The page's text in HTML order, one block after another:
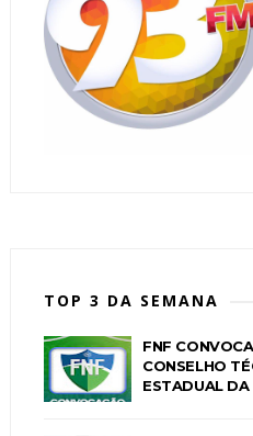
TOP 3 DA SEMANA
FNF
CONSELHO
ESTADUAL